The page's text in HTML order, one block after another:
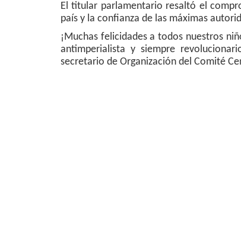
El titular parlamentario resaltó el
país y la confianza de las máximas
¡Muchas felicidades a todos nuestros
antimperialista y siempre
secretario de Organización del Comité